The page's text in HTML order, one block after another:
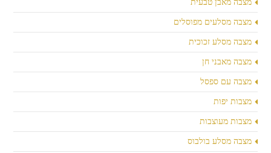
מצבה מאבן טבעית
מצבה מסלעים מפוסלים
מצבה מסלע זכוכית
מצבה מאבני חן
מצבה עם ספסל
מצבות יפות
מצבות מעוצבות
מצבה מסלע בולבוס